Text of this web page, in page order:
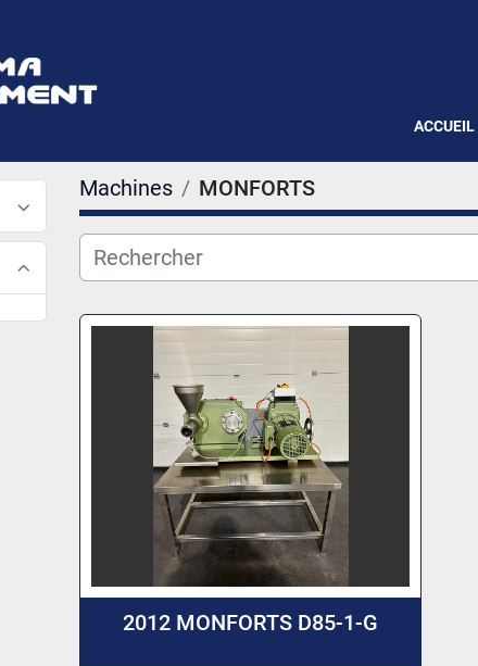
ACCUEIL
Machines MONFORTS
2012 MONFORTS D85-1-G